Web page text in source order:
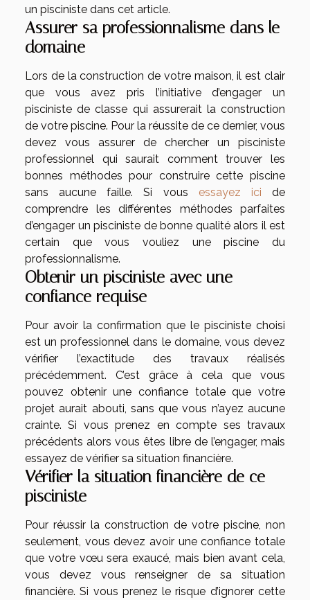
un pisciniste dans cet article.
Assurer sa professionnalisme dans le
domaine
Lors de la construction de votre maison, il est clair
que vous avez pris l’initiative d’engager un
pisciniste de classe qui assurerait la construction
de votre piscine. Pour la réussite de ce dernier, vous
devez vous assurer de chercher un pisciniste
professionnel qui saurait comment trouver les
bonnes méthodes pour construire cette piscine
sans aucune faille. Si vous essayez ici de
comprendre les différentes méthodes parfaites
d’engager un pisciniste de bonne qualité alors il est
certain que vous vouliez une piscine du
professionnalisme.
Obtenir un pisciniste avec une
confiance requise
Pour avoir la confirmation que le pisciniste choisi
est un professionnel dans le domaine, vous devez
vérifier l’exactitude des travaux réalisés
précédemment. C’est grâce à cela que vous
pouvez obtenir une confiance totale que votre
projet aurait abouti, sans que vous n’ayez aucune
crainte. Si vous prenez en compte ses travaux
précédents alors vous êtes libre de l’engager, mais
essayez de vérifier sa situation financière.
Vérifier la situation financière de ce
pisciniste
Pour réussir la construction de votre piscine, non
seulement, vous devez avoir une confiance totale
que votre vœu sera exaucé, mais bien avant cela,
vous devez vous renseigner de sa situation
financière. Si vous prenez le risque d’ignorer cette